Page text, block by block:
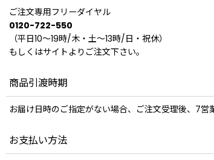
ご注文専用フリーダイヤル
0120-722-550
（平日10〜19時/木・土〜13時/日・祝休）
もしくはサイトよりご注文下さい。
商品引渡時期
お届け日時のご指定がない場合、ご注文受理後、7営
お支払い方法